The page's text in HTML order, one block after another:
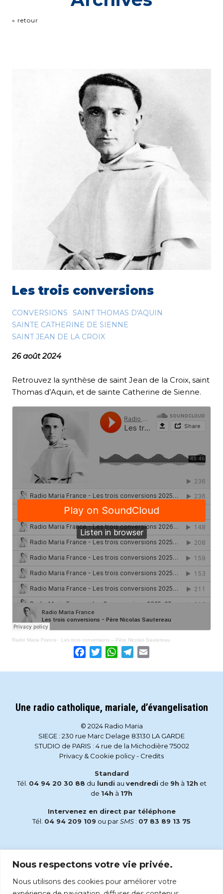
Nous respectons votre vie privée.
Nous utilisons des cookies pour améliorer votre
« retour
Les trois conversions
CONVERSIONS
SAINT THOMAS D'AQUIN
SAINTE CATHERINE DE SIENNE
SAINT JEAN DE LA CROIX
26 août 2024
Retrouvez la synthèse de saint Jean de la Croix, saint
Thomas d’Aquin, et de sainte Catherine de Sienne.
Radio Maria France · Les trois conversions – Père Nicolas Sautereau
Facebook
TwitterWhatsApp
Telegram
Une radio catholique, mariale, d’évangelisation
© 2024 Radio Maria
SIEGE : 230 rue Marc Delage 83130 LA GARDE
STUDIO de PARIS : 4 rue de la Michodière 75002
Privacy & Cookie policy- Credits
Standard
Tél. 04 94 20 30 88 du lundi au vendredi de 9h à 12h et
de 14h à 17h
Intervenez en direct par téléphone
Tél. 04 94 209 109 ou parSMS : 07 83 89 13 75
accueil@radiomaria.fr
Écoutez Radio Maria sur :